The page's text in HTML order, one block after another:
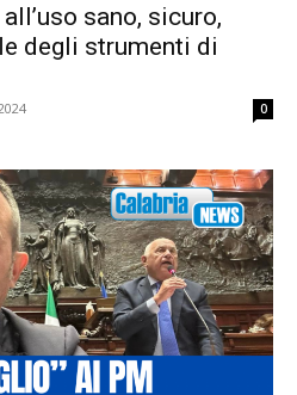
sano, sicuro,
degli strumenti di
0